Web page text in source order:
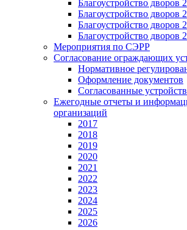
Благоустройство дворов
Благоустройство дворов
Благоустройство дворов
Благоустройство дворов
Мероприятия по СЭРР
Согласование ограждающих
Нормативное
Оформление документов
Согласованные
Ежегодные отчеты и
организаций
2017
2018
2019
2020
2021
2022
2023
2024
2025
2026